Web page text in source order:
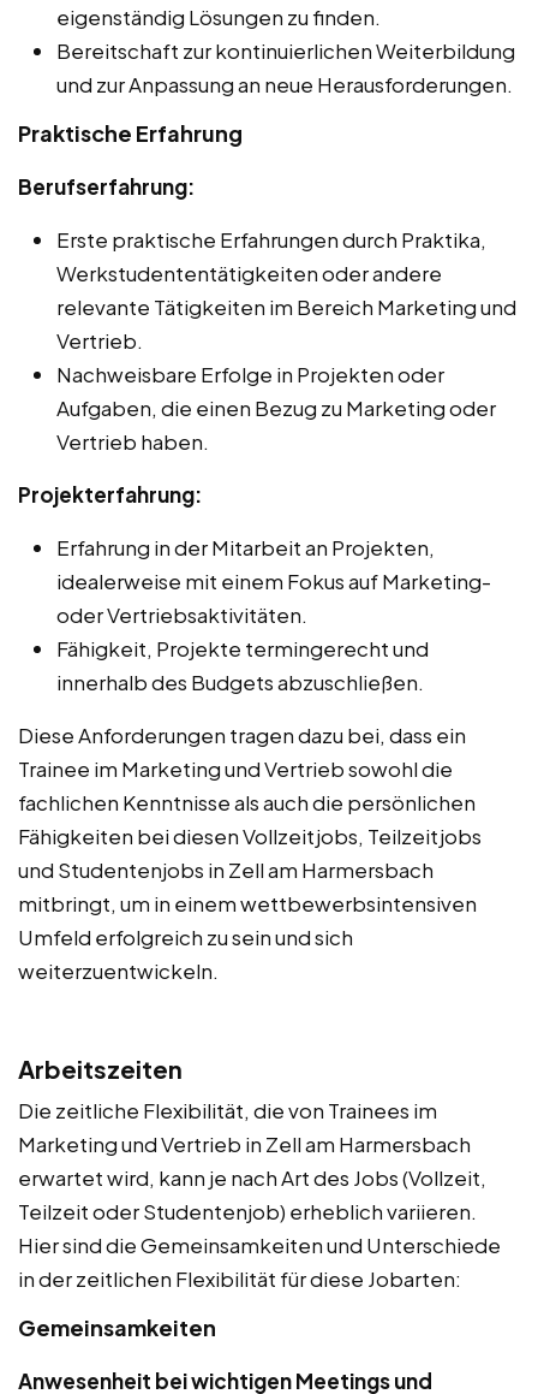
eigenständig Lösungen zu finden.
Bereitschaft zur kontinuierlichen Weiterbildung
und zur Anpassung an neue Herausforderungen.
Praktische Erfahrung
Berufserfahrung:
Erste praktische Erfahrungen durch Praktika,
Werkstudententätigkeiten oder andere
relevante Tätigkeiten im Bereich Marketing und
Vertrieb.
Nachweisbare Erfolge in Projekten oder
Aufgaben, die einen Bezug zu Marketing oder
Vertrieb haben.
Projekterfahrung:
Erfahrung in der Mitarbeit an Projekten,
idealerweise mit einem Fokus auf Marketing-
oder Vertriebsaktivitäten.
Fähigkeit, Projekte termingerecht und
innerhalb des Budgets abzuschließen.
Diese Anforderungen tragen dazu bei, dass ein
Trainee im Marketing und Vertrieb sowohl die
fachlichen Kenntnisse als auch die persönlichen
Fähigkeiten bei diesen Vollzeitjobs, Teilzeitjobs
und Studentenjobs in Zell am Harmersbach
mitbringt, um in einem wettbewerbsintensiven
Umfeld erfolgreich zu sein und sich
weiterzuentwickeln.
Arbeitszeiten
Die zeitliche Flexibilität, die von Trainees im
Marketing und Vertrieb in Zell am Harmersbach
erwartet wird, kann je nach Art des Jobs (Vollzeit,
Teilzeit oder Studentenjob) erheblich variieren.
Hier sind die Gemeinsamkeiten und Unterschiede
in der zeitlichen Flexibilität für diese Jobarten:
Gemeinsamkeiten
Anwesenheit bei wichtigen Meetings und